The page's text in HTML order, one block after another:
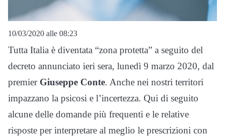
10/03/2020 alle 08:23
Tutta Italia è diventata “zona protetta” a seguito del
decreto annunciato ieri sera, lunedì 9 marzo 2020, dal
premier Giuseppe Conte. Anche nei nostri territori
impazzano la psicosi e l’incertezza. Qui di seguito
alcune delle domande più frequenti e le relative
risposte per interpretare al meglio le prescrizioni con